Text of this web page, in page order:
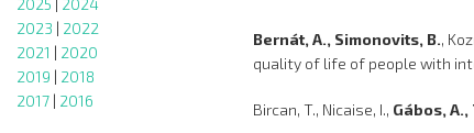
2025 | 2024
2023 | 2022
2021 | 2020
2019 | 2018
2017 | 2016
Bernát, A., Simonovits, B.,
quality of life of people with
Bircan, T., Nicaise, I., Gábos, A.,